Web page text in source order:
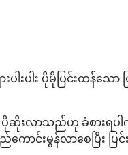
ါး ပိုမိုပြင်းထန်သေ
လာသည်ဟု ခံစားရပါ
ာင်းမွန်လာစေပြီး ပြ